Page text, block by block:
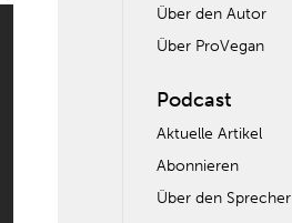
Über den Autor
Über ProVegan
Podcast
Aktuelle Artikel
Abonnieren
Über den Sprecher